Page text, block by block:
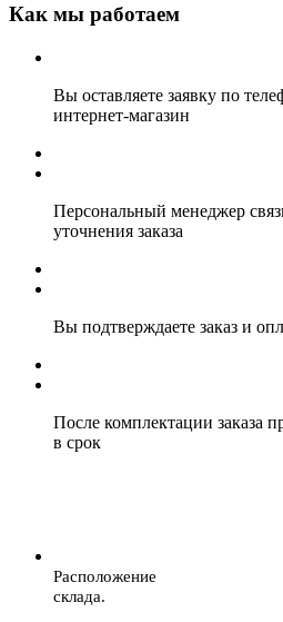
Как мы работаем
Вы оставляете заявку по
интернет-магазин
Персональный менеджер
уточнения заказа
Вы подтверждаете заказ и
После комплектации заказа
в срок
Расположение
склада.